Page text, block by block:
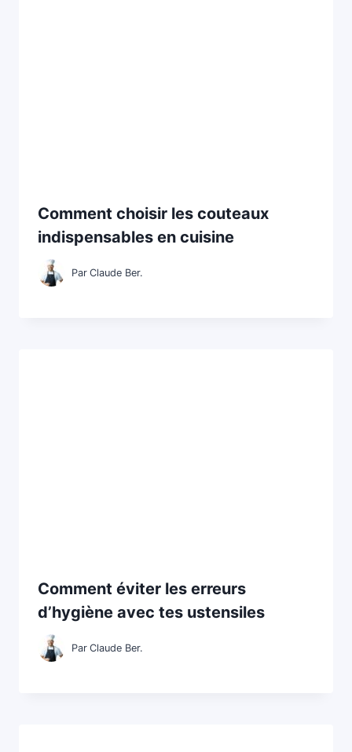
Comment choisir les couteaux
indispensables en cuisine
Par Claude Ber.
Comment éviter les erreurs
d’hygiène avec tes ustensiles
Par Claude Ber.